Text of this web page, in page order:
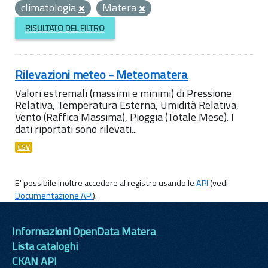
climatologia
Matera
RISULTATO DEL FILTRO
Rilevazioni meteo - Meteomatera
Valori estremali (massimi e minimi) di Pressione
Relativa, Temperatura Esterna, Umidità Relativa,
Vento (Raffica Massima), Pioggia (Totale Mese). I
dati riportati sono rilevati...
CSV
E' possibile inoltre accedere al registro usando leAPI(vedi
Documentazione API).
Informazioni OpenData Matera
Lista cataloghi
CKAN API